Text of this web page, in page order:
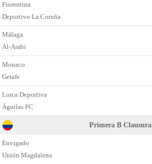
Fiorentina
Deportivo La Coruña
Málaga
Al-Arabi
Monaco
Getafe
Lorca Deportiva
Águilas FC
Primera B Clausura
Envigado
Unión Magdalena